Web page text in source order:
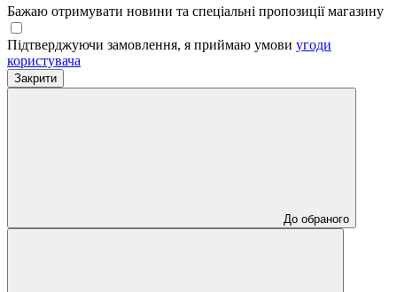
Бажаю отримувати новини та спеціальні пропозиціїмагазину
Підтверджуючи замовлення, я приймаю умови угоди
користувача
Закрити
До обраного